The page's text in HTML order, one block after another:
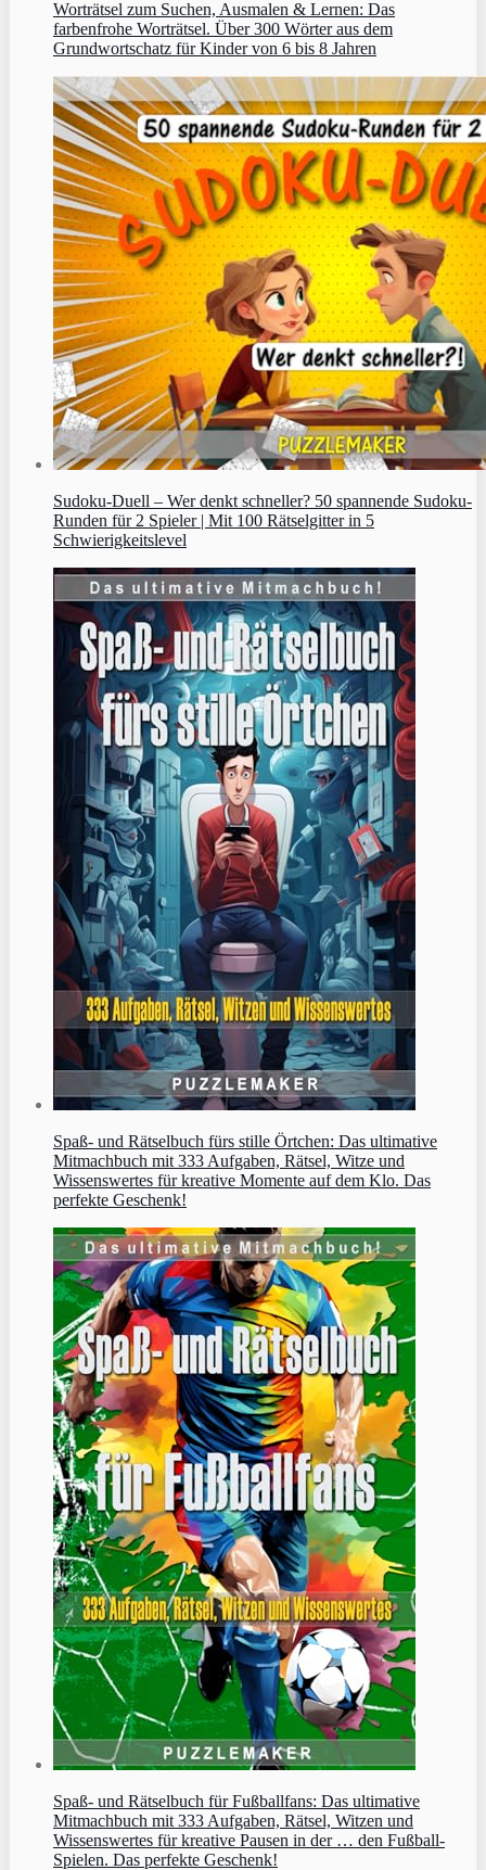
Worträtsel zum Suchen, Ausmalen & Lernen: Das
farbenfrohe Worträtsel. Über 300 Wörter aus dem
Grundwortschatz für Kinder von 6 bis 8 Jahren
Sudoku‑Duell – Wer denkt schneller? 50 spannende Sudoku-
Runden für 2 Spieler | Mit 100 Rätselgitter in 5
Schwierigkeitslevel
Spaß- und Rätselbuch fürs stille Örtchen: Das ultimative
Mitmachbuch mit 333 Aufgaben, Rätsel, Witze und
Wissenswertes für kreative Momente auf dem Klo. Das
perfekte Geschenk!
Spaß- und Rätselbuch für Fußballfans: Das ultimative
Mitmachbuch mit 333 Aufgaben, Rätsel, Witzen und
Wissenswertes für kreative Pausen in der … den Fußball-
Spielen. Das perfekte Geschenk!